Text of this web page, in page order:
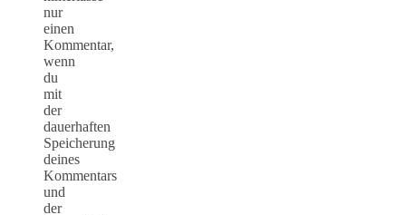
nur
einen
Kommentar,
wenn
du
mit
der
dauerhaften
Speicherung
deines
Kommentars
und
der